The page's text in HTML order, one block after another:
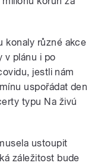
konaly různé akce
v plánu i po
jestli nám
uspořádat den
typu Na živú
ustoupit
záležitost bude